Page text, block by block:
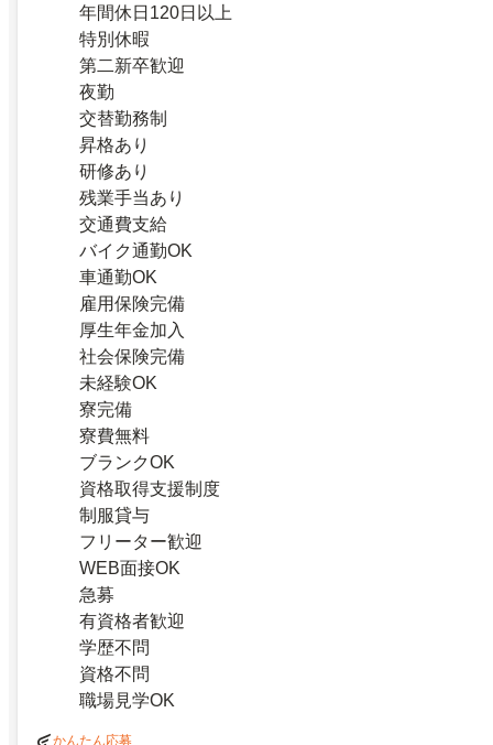
年間休日120日以上
特別休暇
第二新卒歓迎
夜勤
交替勤務制
昇格あり
研修あり
残業手当あり
交通費支給
バイク通勤OK
車通勤OK
雇用保険完備
厚生年金加入
社会保険完備
未経験OK
寮完備
寮費無料
ブランクOK
資格取得支援制度
制服貸与
フリーター歓迎
WEB面接OK
急募
有資格者歓迎
学歴不問
資格不問
職場見学OK
かんたん応募